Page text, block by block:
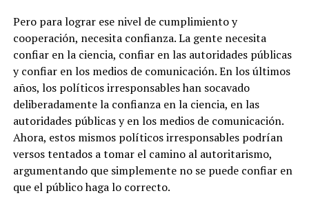
Pero para lograr ese nivel de cumplimiento y
cooperación, necesita confianza. La gente necesita
confiar en la ciencia, confiar en las autoridades públicas
y confiar en los medios de comunicación. En los últimos
años, los políticos irresponsables han socavado
deliberadamente la confianza en la ciencia, en las
autoridades públicas y en los medios de comunicación.
Ahora, estos mismos políticos irresponsables podrían
versos tentados a tomar el camino al autoritarismo,
argumentando que simplemente no se puede confiar en
que el público haga lo correcto.